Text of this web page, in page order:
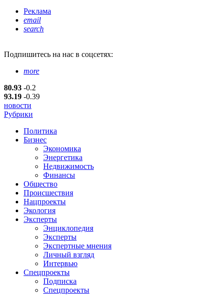
Реклама
email
search
Подпишитесь на нас в соцсетях:
more
80.93 -0.2
93.19 -0.39
новости
Рубрики
Политика
Бизнес
Экономика
Энергетика
Недвижимость
Финансы
Общество
Происшествия
Нацпроекты
Экология
Эксперты
Энциклопедия
Эксперты
Экспертные мнения
Личный взгляд
Интервью
Спецпроекты
Подписка
Спецпроекты